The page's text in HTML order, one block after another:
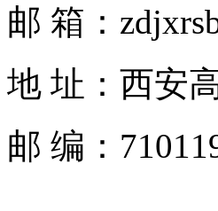
邮 箱：
地 址：西安
邮 编：